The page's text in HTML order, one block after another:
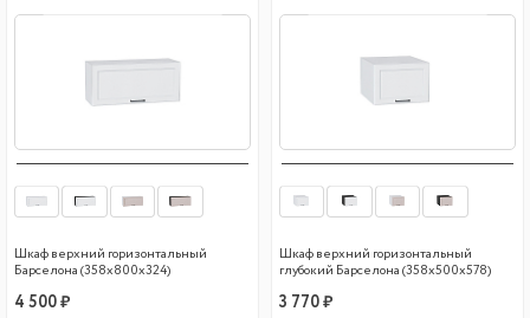
Шкаф верхний горизонтальный
Барселона (358х800х324)
4 500 ₽
Шкаф верхний горизонтальный
глубокий Барселона (358х500х578)
3 770 ₽